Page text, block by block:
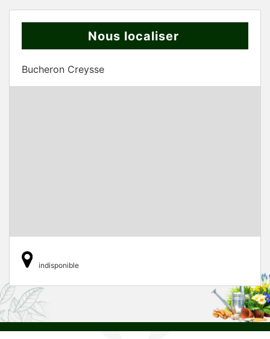
Nous localiser
Bucheron Creysse
indisponible